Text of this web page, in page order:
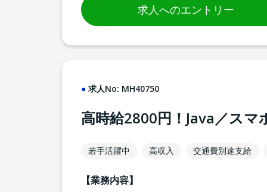
求人へのエントリー
求人No: MH40750
高時給2800円！Java／ス
若手活躍中 高収入 交通費別途支給
【業務内容】